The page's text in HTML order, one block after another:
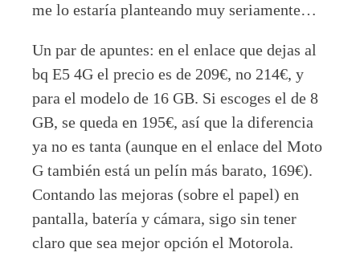
me lo estaría planteando muy seriamente…
Un par de apuntes: en el enlace que dejas al
bq E5 4G el precio es de 209€, no 214€, y
para el modelo de 16 GB. Si escoges el de 8
GB, se queda en 195€, así que la diferencia
ya no es tanta (aunque en el enlace del Moto
G también está un pelín más barato, 169€).
Contando las mejoras (sobre el papel) en
pantalla, batería y cámara, sigo sin tener
claro que sea mejor opción el Motorola.